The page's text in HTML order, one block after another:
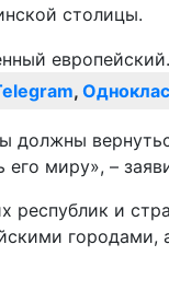
столицы.
,
должны
миру», –
и